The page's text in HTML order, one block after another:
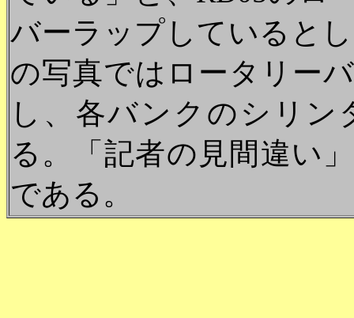
バーラップしていると
の写真ではロータリー
し、各バンクのシリ
る。「記者の見間違い
である。